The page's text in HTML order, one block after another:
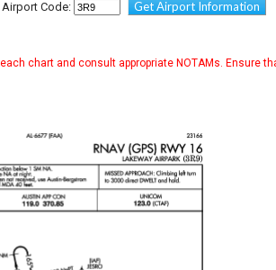
Code: Get Airport Information
chart and consult appropriate NOTAMs. Ensure